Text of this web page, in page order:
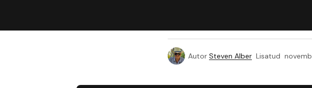
Autor Steven Alber Lisatud